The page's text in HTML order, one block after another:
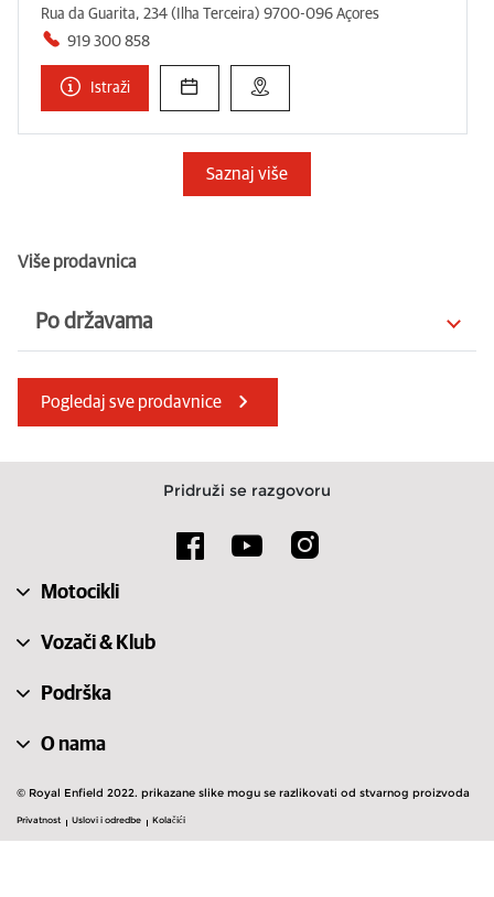
Rua da Guarita, 234 (Ilha Terceira) 9700-096 Açores
919 300 858
Istraži
Saznaj više
Više prodavnica
Po državama
Велика Британија
Италија
Ирска
Pogledaj sve prodavnice
Pridruži se razgovoru
Motocikli
Vozači & Klub
Podrška
O nama
© Royal Enfield 2022. prikazane slike mogu se razlikovati od stvarnog proizvoda
Privatnost Uslovi i odredbe Kolačići